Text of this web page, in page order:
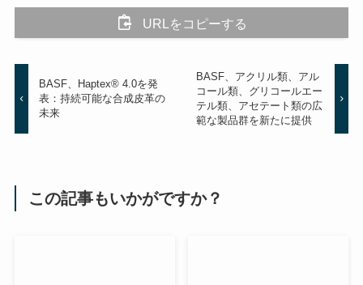
URLをコピーする
BASF、Haptex® 4.0を発
表：持続可能な合成皮革の
未来
BASF、アクリル類、アル
コール類、グリコールエー
テル類、アセテート類の広
範な製品群を新たに提供
この記事もいかがですか？